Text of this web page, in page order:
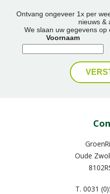
Ontvang ongeveer 1x per
nieuws &
We slaan uw gegevens op
Voornaam
Oude
T. 0031